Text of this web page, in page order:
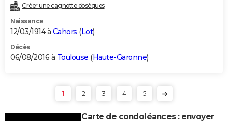
Créer une cagnotte obsèques
Naissance
12/03/1914 à Cahors (Lot)
Décès
06/08/2016 à Toulouse (Haute-Garonne)
1 2 3 4 5
Carte de condoléances : envoyer